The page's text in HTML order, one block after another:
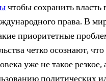
чтобы сохранить
права. В
приоритетные
четко осознают,
уже не такое